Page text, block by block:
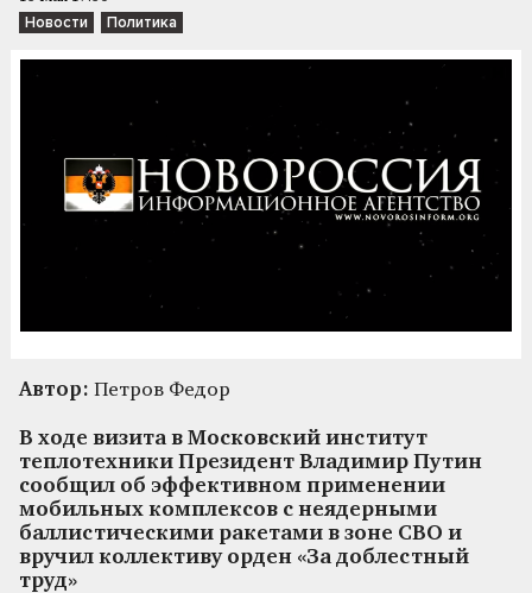
Новости Политика
Автор: Петров Федор
В ходе визита в Московский институт
теплотехники Президент Владимир Путин
сообщил об эффективном применении
мобильных комплексов с неядерными
баллистическими ракетами в зоне СВО и
вручил коллективу орден «За доблестный
труд»